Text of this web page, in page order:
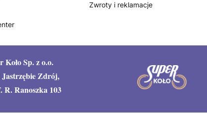
Zwroty i reklamacje
Koło Sp. z o.o.
Jastrzębie Zdrój,
R. Ranoszka 103